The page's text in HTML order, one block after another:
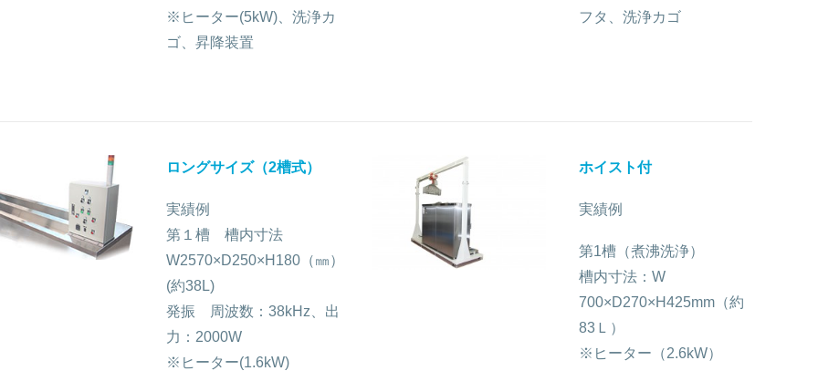
※ヒーター(5kW)、洗浄カ
ゴ、昇降装置
フタ、洗浄カゴ
ロングサイズ（2槽式）
実績例
第１槽 槽内寸法
W2570×D250×H180（㎜）
(約38L)
発振 周波数：38kHz、出
力：2000W
※ヒーター(1.6kW)
ホイスト付
実績例
第1槽（煮沸洗浄）
槽内寸法：W
700×D270×H425mm（約
83Ｌ）
※ヒーター（2.6kW）